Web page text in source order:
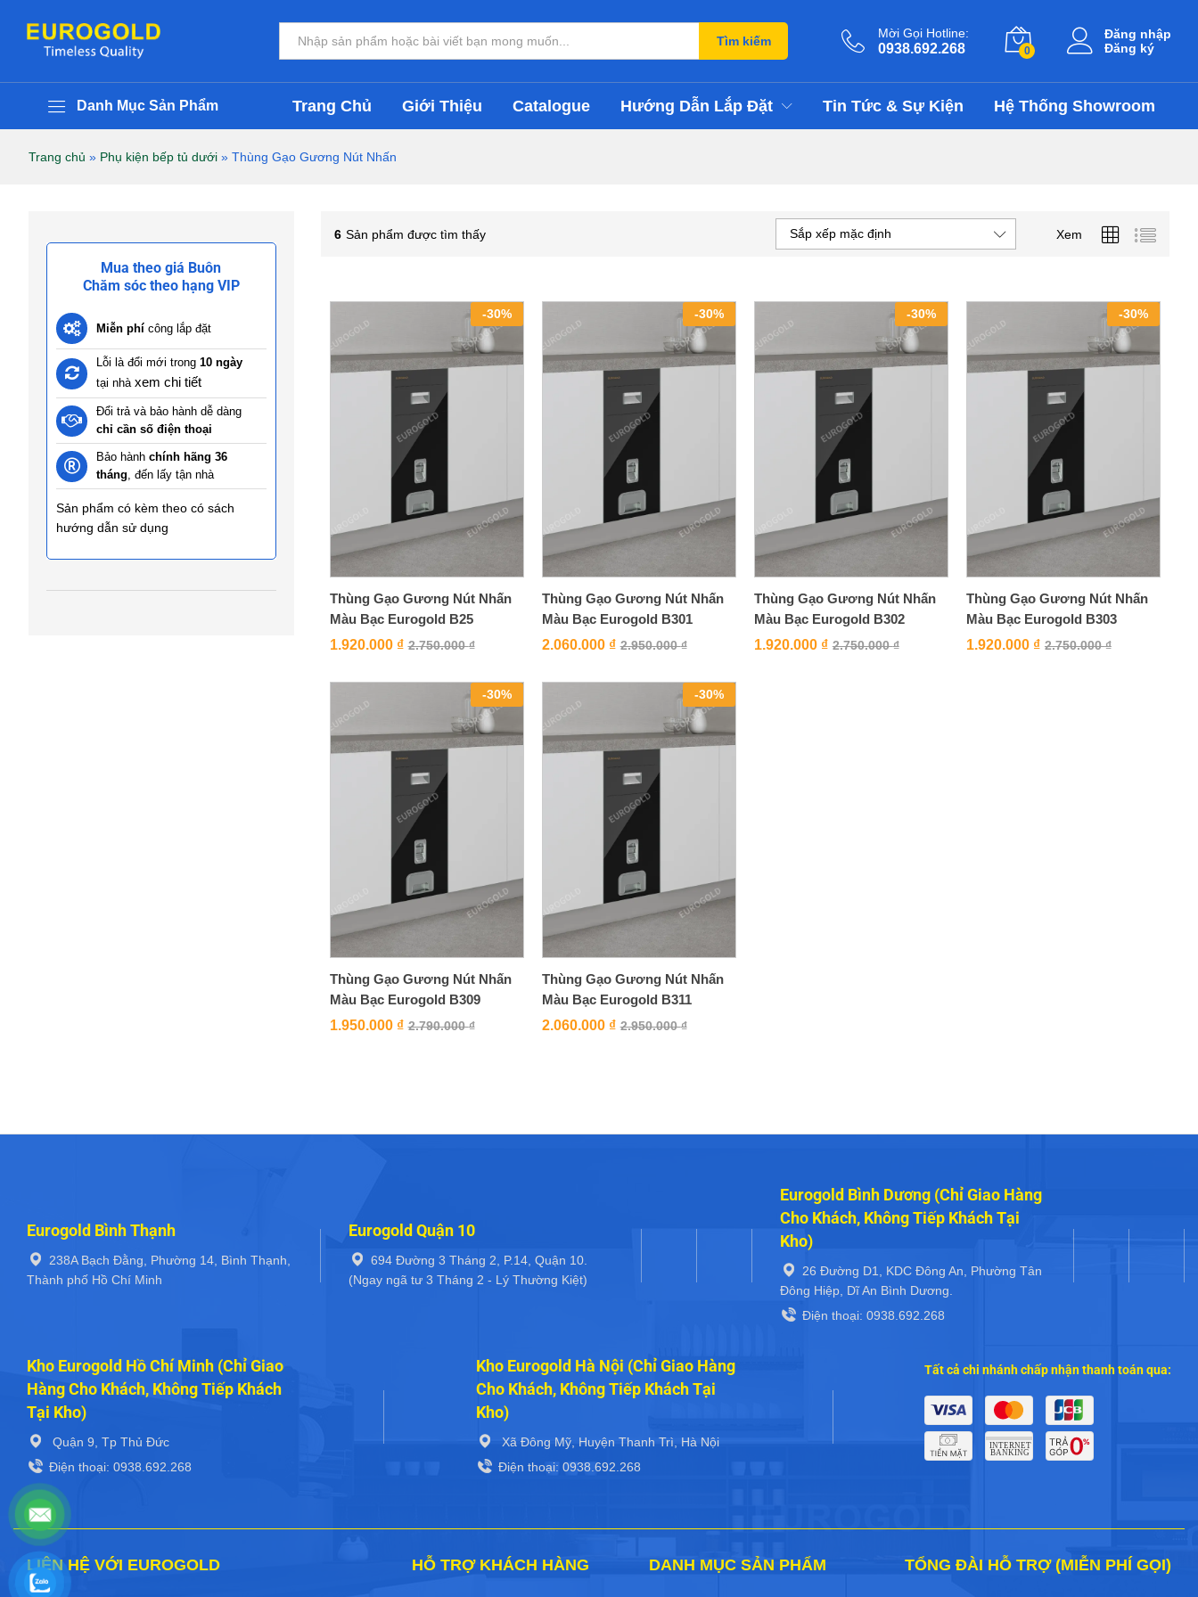
Tất cả Tìm kiếm
Mời Gọi Hotline:
0938.692.268 0
Đăng nhập
Đăng ký
Danh Mục Sản Phẩm Trang Chủ Giới Thiệu Catalogue Hướng Dẫn Lắp Đặt Tin Tức & Sự Kiện Hệ Thống Showroom
Trang chủ » Phụ kiện bếp tủ dưới » Thùng Gạo Gương Nút Nhấn
6 Sản phẩm được tìm thấy Xem
Sắp xếp mặc định
-30%
Thùng Gạo Gương Nút Nhấn
Màu Bạc Eurogold B25
1.920.000 ₫ 2.750.000₫
-30%
Thùng Gạo Gương Nút Nhấn
Màu Bạc Eurogold B301
2.060.000 ₫ 2.950.000₫
-30%
Thùng Gạo Gương Nút Nhấn
Màu Bạc Eurogold B302
1.920.000 ₫ 2.750.000₫
-30%
Thùng Gạo Gương Nút Nhấn
Màu Bạc Eurogold B303
1.920.000 ₫ 2.750.000₫
-30%
Thùng Gạo Gương Nút Nhấn
Màu Bạc Eurogold B309
1.950.000 ₫ 2.790.000₫
-30%
Thùng Gạo Gương Nút Nhấn
Màu Bạc Eurogold B311
2.060.000 ₫ 2.950.000₫
Mua theo giá Buôn
Chăm sóc theo hạng VIP
Miễn phí công lắp đặt
Lỗi là đổi mới trong 10 ngày
tại nhà xem chi tiết
Đổi trả và bảo hành dễ dàng
chỉ cần số điện thoại
Bảo hành chính hãng 36
tháng, đến lấy tận nhà
Sản phẩm có kèm theo có sách
hướng dẫn sử dụng
Eurogold Bình Thạnh
238A Bạch Đằng, Phường 14, Bình Thạnh,
Thành phố Hồ Chí Minh
Eurogold Quận 10
694 Đường 3 Tháng 2, P.14, Quận 10.
(Ngay ngã tư 3 Tháng 2 - Lý Thường Kiệt)
Eurogold Bình Dương (Chỉ Giao Hàng
Cho Khách, Không Tiếp Khách Tại
Kho)
26 Đường D1, KDC Đông An, Phường Tân
Đông Hiệp, Dĩ An Bình Dương.
Điện thoại: 0938.692.268
Kho Eurogold Hồ Chí Minh (Chỉ Giao
Hàng Cho Khách, Không Tiếp Khách
Tại Kho)
Quận 9, Tp Thủ Đức
Điện thoại: 0938.692.268
Kho Eurogold Hà Nội (Chỉ Giao Hàng
Cho Khách, Không Tiếp Khách Tại
Kho)
Xã Đông Mỹ, Huyện Thanh Trì, Hà Nội
Điện thoại: 0938.692.268
Tất cả chi nhánh chấp nhận thanh toán qua:
LIÊN HỆ VỚI EUROGOLD HỖ TRỢ KHÁCH HÀNG DANH MỤC SẢN PHẨM TỔNG ĐÀI HỖ TRỢ (MIỄN PHÍ GỌI)